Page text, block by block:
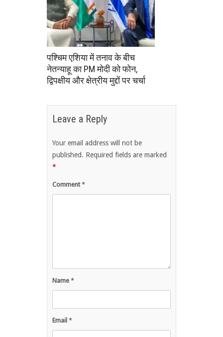
पश्चिम एशिया में तनाव के बीच
नेतन्याहू का PM मोदी को फोन,
द्विपक्षीय और क्षेत्रीय मुद्दों पर चर्चा
Leave a Reply
Your email address will not be
published. Required fields are marked
*
Comment*
Name *
Email *